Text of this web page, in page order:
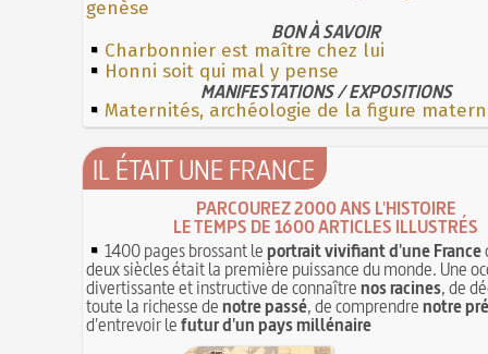
genèse
BON À SAVOIR
Charbonnier est maître chez lui
Honni soit qui mal y pense
MANIFESTATIONS / EXPOSITIONS
Maternités, archéologie de la figure
IL ÉTAIT UNE FRANCE
PARCOUREZ 2000 ANS L'HISTOIRE
LE TEMPS DE 1600 ARTICLES ILLUSTRÉS
1400 pages brossant leportrait vivifiant d'une France
deux siècles était la première puissance du monde. Une
divertissante et instructive de connaîtrenos racines, de
toute la richesse denotre passé, de comprendrenotre
d'entrevoir lefutur d'un pays millénaire